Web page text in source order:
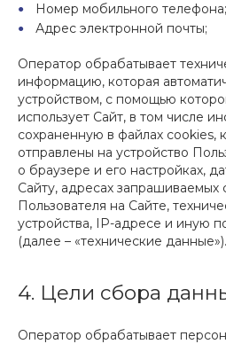
Номер мобильного телефона;
Адрес электронной почты;
Оператор обрабатывает
информацию, которая
устройством, с помощью
использует Сайт, в том числе
сохраненную в файлах cookies,
отправлены на устройство
о браузере и его настройках,
Сайту, адресах запрашиваемых
Пользователя на Сайте,
устройства, IP-адресе и иную
(далее – «технические данные»).
4. Цели сбора
Оператор обрабатывает